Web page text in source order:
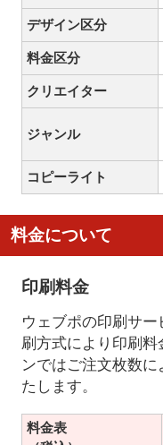
デザイン区分
料金区分
クリエイター
ジャンル
コピーライト
料金について
印刷料金
ウェブポの印刷サ
刷方式により印刷料
ンではご注文枚数
たします。
料金表